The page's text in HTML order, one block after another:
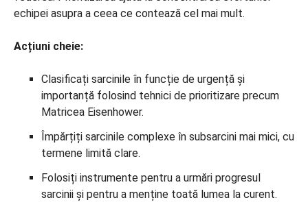
echipei asupra a ceea ce contează cel mai mult.
Acțiuni cheie:
Clasificați sarcinile în funcție de urgență și
importanță folosind tehnici de prioritizare precum
Matricea Eisenhower.
Împărțiți sarcinile complexe în subsarcini mai mici, cu
termene limită clare.
Folosiți instrumente pentru a urmări progresul
sarcinii și pentru a menține toată lumea la curent.